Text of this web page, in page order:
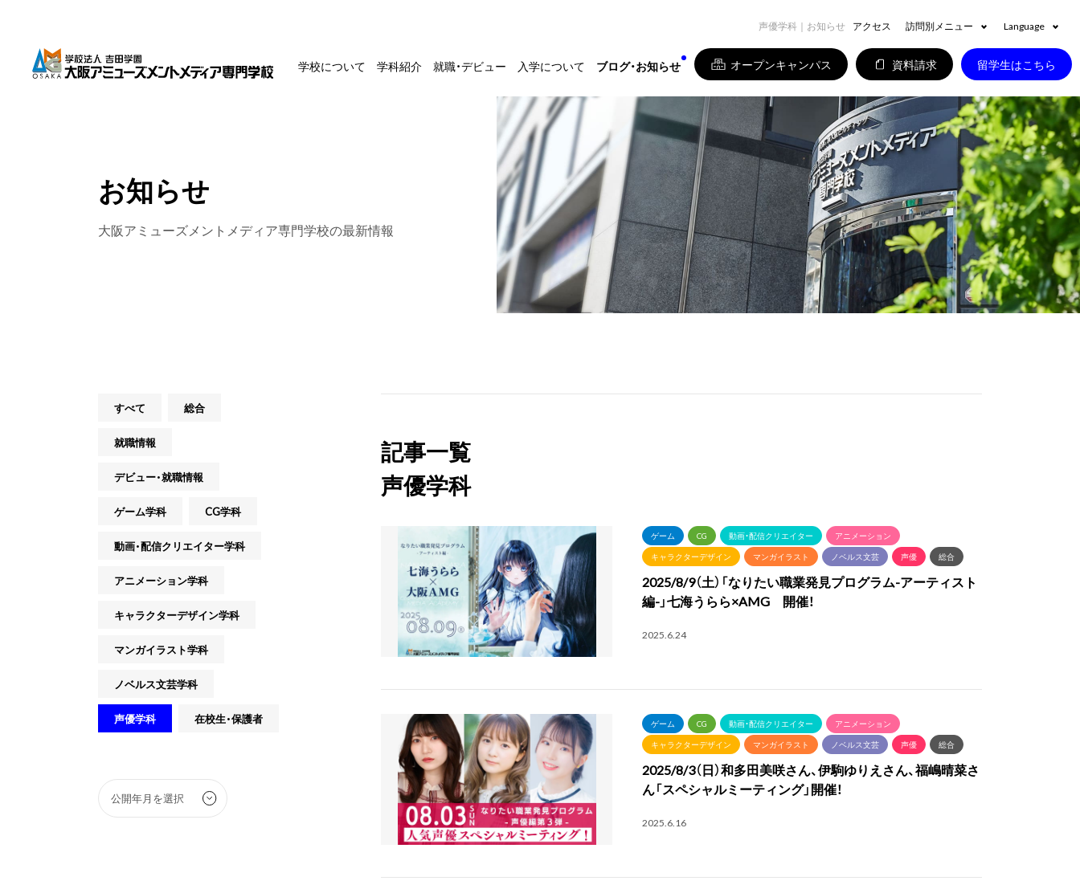
アクセス 訪問別メニュー Language
学校について 学科紹介 就職・デビュー 入学について ブログ・お知らせ オープンキャンパス 資料請求 留学生はこちら
お知らせ
大阪アミューズメントメディア専門学校の最新情報
声優学科｜お知らせ
記事一覧
声優学科
ゲーム CG 動画・配信クリエイター
アニメーション
キャラクターデザイン
マンガイラスト ノベルス文芸 声優 総合
2025/8/9（土）「なりたい職業発見プログラム-アーティスト
編-」七海うらら×AMG 開催！
2025.6.24
ゲーム CG 動画・配信クリエイター
アニメーション
キャラクターデザイン
マンガイラスト ノベルス文芸 声優 総合
2025/8/3（日）和多田美咲さん、伊駒ゆりえさん、福嶋晴菜さ
ん「スペシャルミーティング」開催！
2025.6.16
すべて 総合
就職情報
デビュー・就職情報
ゲーム学科 CG学科
動画・配信クリエイター学科
アニメーション学科
キャラクターデザイン学科
マンガイラスト学科
ノベルス文芸学科
声優学科 在校生・保護者